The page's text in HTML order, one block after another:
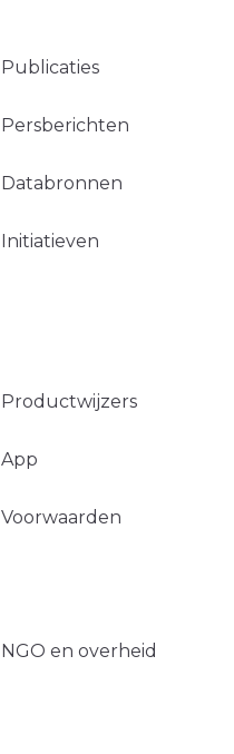
Publicaties
Persberichten
Databronnen
Initiatieven
Productwijzers
App
Voorwaarden
NGO en overheid